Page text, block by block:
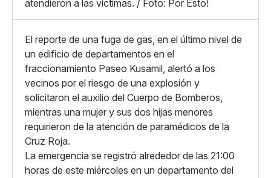
Copiar enlace
atendieron a las víctimas. / Foto: Por Esto!
El reporte de una fuga de gas, en el último nivel de
un edificio de departamentos en el
fraccionamiento Paseo Kusamil, alertó a los
vecinos por el riesgo de una explosión y
solicitaron el auxilio del Cuerpo de Bomberos,
mientras una mujer y sus dos hijas menores
requirieron de la atención de paramédicos de la
Cruz Roja.
La emergencia se registró alrededor de las 21:00
horas de este miércoles en un departamento del